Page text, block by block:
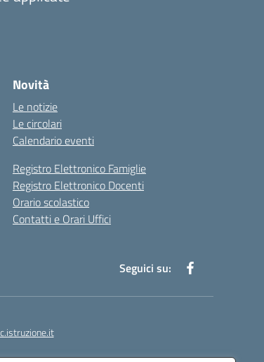
Novità
Le notizie
Le circolari
Calendario eventi
Registro Elettronico Famiglie
Registro Elettronico Docenti
Orario scolastico
Contatti e Orari Uffici
Seguici su: